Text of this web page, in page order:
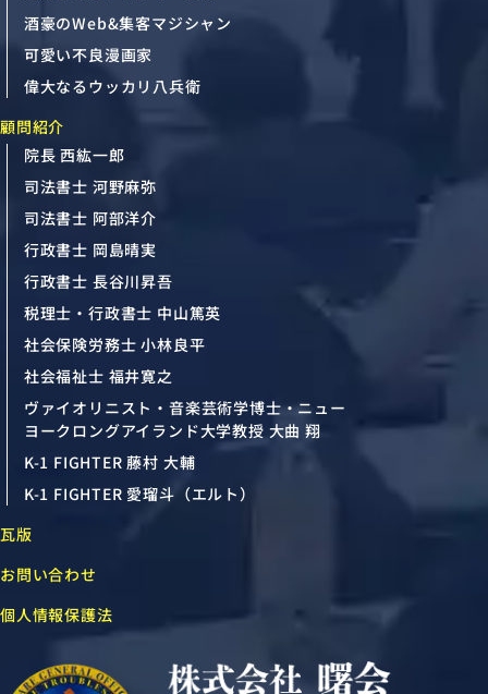
酒豪のWeb&集客マジシャン
可愛い不良漫画家
偉大なるウッカリ八兵衛
顧問紹介
院長 西紘一郎
司法書士 河野麻弥
司法書士 阿部洋介
行政書士 岡島晴実
行政書士 長谷川昇吾
税理士・行政書士 中山篤英
社会保険労務士 小林良平
社会福祉士 福井寛之
ヴァイオリニスト・音楽芸術学博士・ニュー
ヨークロングアイランド大学教授 大曲 翔
K-1 FIGHTER 藤村 大輔
K-1 FIGHTER 愛瑠斗（エルト）
瓦版
お問い合わせ
個人情報保護法